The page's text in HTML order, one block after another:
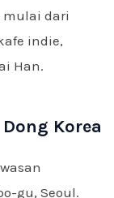
mulai dari
indie,
Han.
Korea
gu, Seoul.